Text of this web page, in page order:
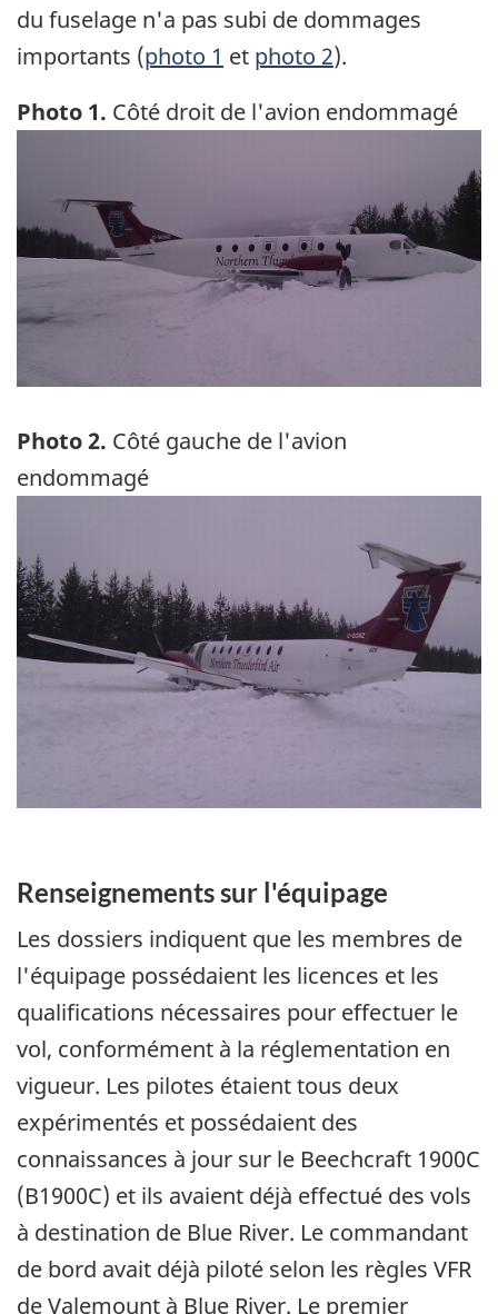
du fuselage n'a pas subi de dommages
importants (photo 1 et photo 2).
Photo 1. Côté droit de l'avion endommagé
Photo 2. Côté gauche de l'avion
endommagé
Renseignements sur l'équipage
Les dossiers indiquent que les membres de
l'équipage possédaient les licences et les
qualifications nécessaires pour effectuer le
vol, conformément à la réglementation en
vigueur. Les pilotes étaient tous deux
expérimentés et possédaient des
connaissances à jour sur le Beechcraft 1900C
(B1900C) et ils avaient déjà effectué des vols
à destination de Blue River. Le commandant
de bord avait déjà piloté selon les règles VFR
de Valemount à Blue River. Le premier